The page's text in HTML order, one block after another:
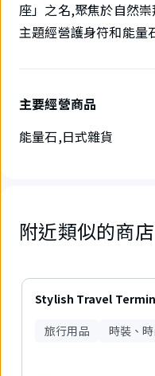
座」之名,聚焦於自然
主題經營護身符和能量
主要經營商品
能量石,日式雜貨
附近類似的商店
Stylish Travel
旅行用品
時裝、